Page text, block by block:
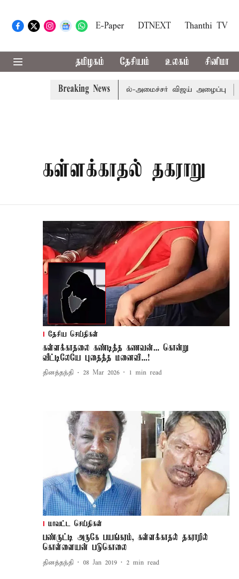
E-Paper DTNEXT Thanthi TV
தமிழகம் தேசியம் உலகம் சினிமா
Breaking News
எம்.பி.க்கள் கூட்டத்துக்கு முதல்-அமைச்சர் விஜய் அழைப்பு
கள்ளக்காதல் தகராறு
தேசிய செய்திகள்
கள்ளக்காதலை கண்டித்த கணவன்... கொன்று
வீட்டிலேயே புதைத்த மனைவி...!
தினத்தந்தி 28 Mar 2026 1 min read
மாவட்ட செய்திகள்
பண்ருட்டி அருகே பயங்கரம், கள்ளக்காதல் தகராறில்
கொள்ளையன் படுகொலை
தினத்தந்தி 08 Jan 2019 2 min read